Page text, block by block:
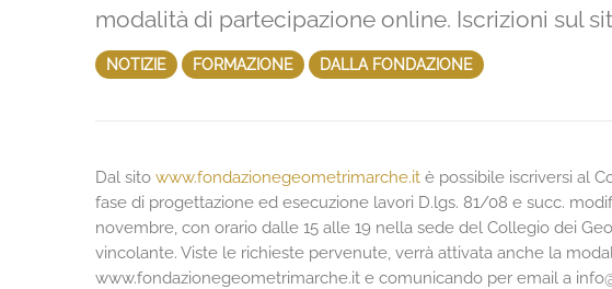
modalità di partecipazione online. Iscrizioni sul
NOTIZIE FORMAZIONE DALLA FONDAZIONE
Dal sito www.fondazionegeometrimarche.it è possibile iscriversi al
fase di progettazione ed esecuzione lavori D.lgs. 81/08 e succ.
novembre, con orario dalle 15 alle 19 nella sede del Collegio dei
vincolante. Viste le richieste pervenute, verrà attivata anche la
www.fondazionegeometrimarche.it e comunicando per email a